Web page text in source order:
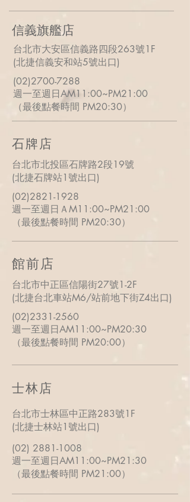
信義旗艦店
台北市大安區信義路四段263號1F
(北捷信義安和站5號出口)​
(02)2700-7288
週一至週日AM11:00~PM21:00
（最後點餐時間 PM20:30）
石牌店
台北市北投區石牌路2段19號
(北捷石牌站1號出口)
(02)2821-1928
週一至週日ＡM11:00~PM21:00
（最後點餐時間 PM20:30）
館前店
台北市中正區信陽街27號1-2F
(北捷台北車站M6/站前地下街Z4出口)
(02)2331-2560
週一至週日AM11:00~PM20:30
（最後點餐時間 PM20:00）
​士林店
台北市士林區中正路283號1F
(北捷士林站1號出口)
(02) 2881-1008
週一至週日AM11:00~PM21:30
（最後點餐時間 PM21:00）